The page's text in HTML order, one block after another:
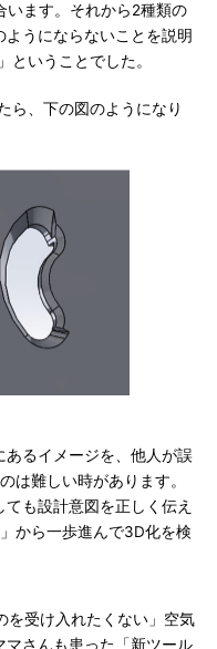
います。それから2種類の
うにならないことを説明
ということでした。
ら、下の図のようになり
るイメージを、他人が誤
は難しい時があります。
も設計意図を正しく伝え
から一歩進んで3D化を検
受け入れたくない」空気
さんも患った「新ツール